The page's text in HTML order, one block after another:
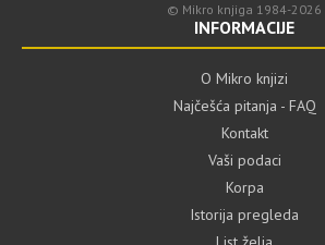
© Mikro knjiga 1984-2026
INFORMACIJE
O Mikro knjizi
Najčešća pitanja - FAQ
Kontakt
Vaši podaci
Korpa
Istorija pregleda